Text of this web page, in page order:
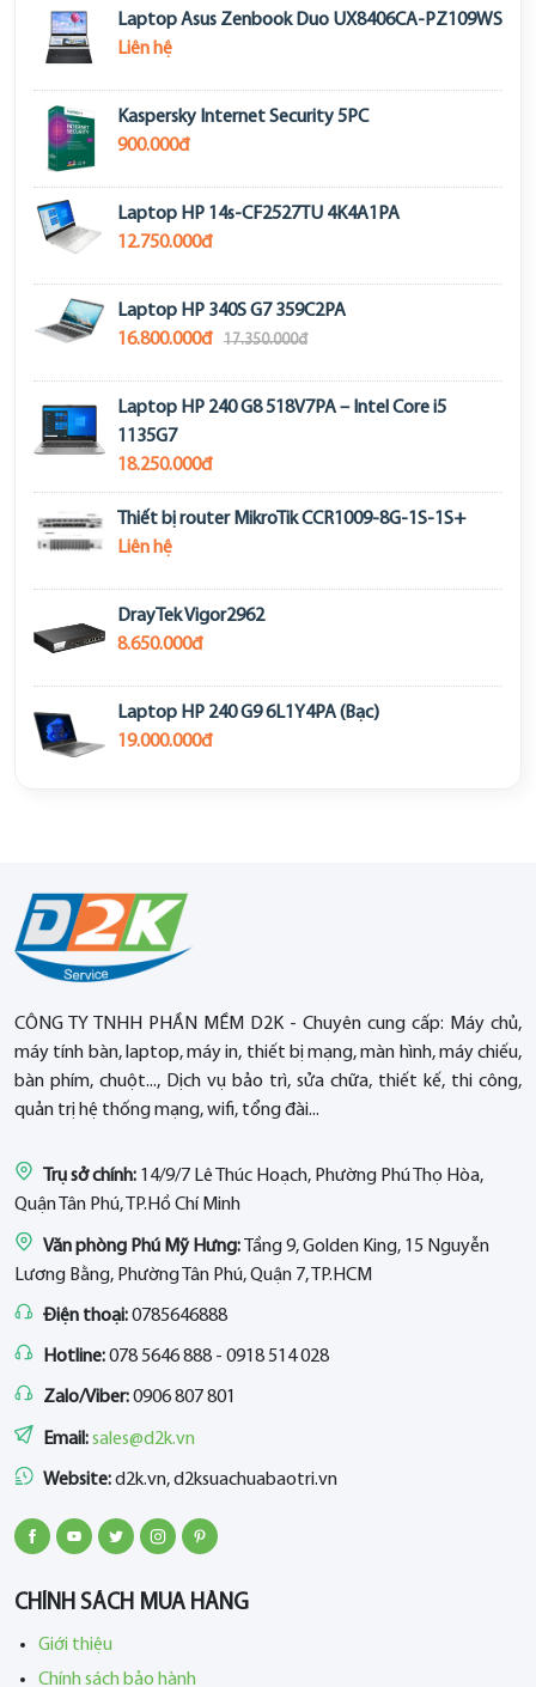
Laptop Asus Zenbook Duo UX8406CA-PZ109WS
Liên hệ
Kaspersky Internet Security 5PC
900.000đ
Laptop HP 14s-CF2527TU 4K4A1PA
12.750.000đ
Laptop HP 340S G7 359C2PA
16.800.000đ
17.350.000đ
Laptop HP 240 G8 518V7PA – Intel Core i5
1135G7
18.250.000đ
Thiết bị router MikroTik CCR1009-8G-1S-1S+
Liên hệ
DrayTek Vigor2962
8.650.000đ
Laptop HP 240 G9 6L1Y4PA (Bạc)
19.000.000đ
CÔNG TY TNHH PHẦN MỀM D2K - Chuyên cung cấp: Máy chủ,
máy tính bàn, laptop, máy in, thiết bị mạng, màn hình, máy chiếu,
bàn phím, chuột..., Dịch vụ bảo trì, sửa chữa, thiết kế, thi công,
quản trị hệ thống mạng, wifi, tổng đài...
Trụ sở chính: 14/9/7 Lê Thúc Hoạch, Phường Phú Thọ Hòa,
Quận Tân Phú, TP.Hồ Chí Minh
Văn phòng Phú Mỹ Hưng:Tầng 9, Golden King, 15 Nguyễn
Lương Bằng, Phường Tân Phú, Quận 7, TP.HCM
Điện thoại:0785646888
Hotline:078 5646 888 - 0918 514 028
Zalo/Viber:0906 807 801
Email:sales@d2k.vn
Website:d2k.vn, d2ksuachuabaotri.vn
CHÍNH SÁCH MUA HÀNG
Giới thiệu
Chính sách bảo hành